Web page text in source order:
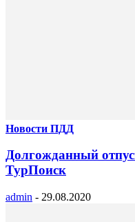
Новости ПДД
Долгожданный
ТурПоиск
admin - 29.08.2020